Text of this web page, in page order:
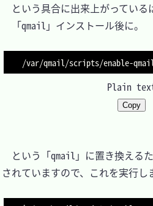
という具合に出来上がっている
「qmail」インストール後に。
Plain
Copy
という「qmail」に置き換える
されていますので、これを実行し